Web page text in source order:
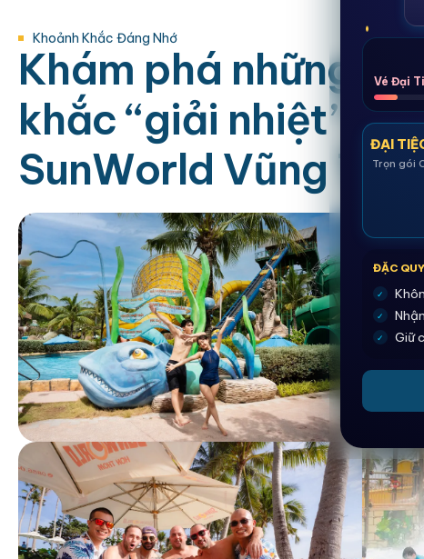
Khoảnh Khắc Đáng Nhớ
Khám phá những kh
khắc“giải nhiệt” đẹ
SunWorld Vũng T àu
Vé Đại
ĐẠI
Trọn gói
ĐẶC
✓
✓
✓ Giữ